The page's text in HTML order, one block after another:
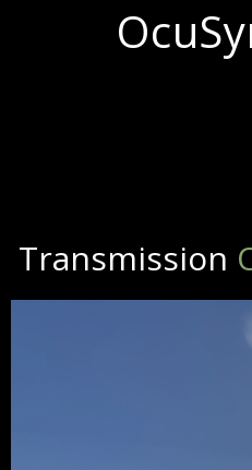
Transmission